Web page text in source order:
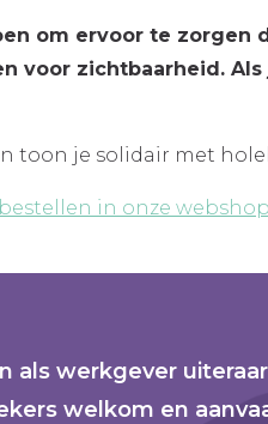
om ervoor te
voor zichtbaarheid.
toon je solidair met
bestellen in onze webshop
als werkgever
welkom en